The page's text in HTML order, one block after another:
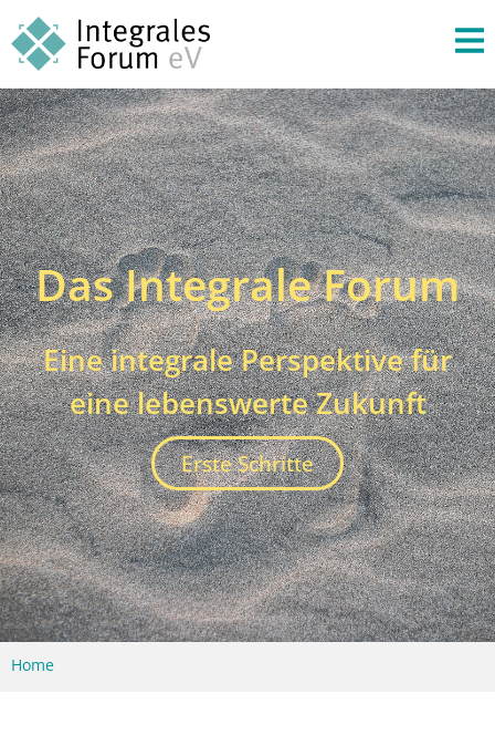
Das Integrale Forum
Eine integrale Perspektive für
eine lebenswerte Zukunft
Erste Schritte
Home